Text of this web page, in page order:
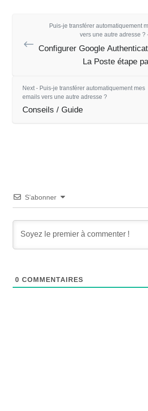
Puis-je transférer automatiquement
vers une autre adresse ?
Configurer Google
La Poste étape
Next - Puis-je transférer automatiquement mes
emails vers une autre adresse ?
Conseils / Guide
S’abonner
0 COMMENTAIRES